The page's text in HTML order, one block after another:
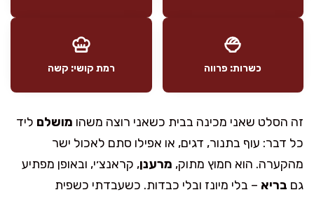
כשרות: פרווה רמת קושי: קשה
זה הסלט שאני מכינה בבית כשאני רוצה משהו מושלם ליד
כל דבר: עוף בתנור, דגים, או אפילו סתם לאכול ישר
מהקערה. הוא חמוץ מתוק, מרענן, קראנצ׳י, ובאופן מפתיע
גם בריא – בלי מיונז ובלי כבדות. כשעבדתי כשפית